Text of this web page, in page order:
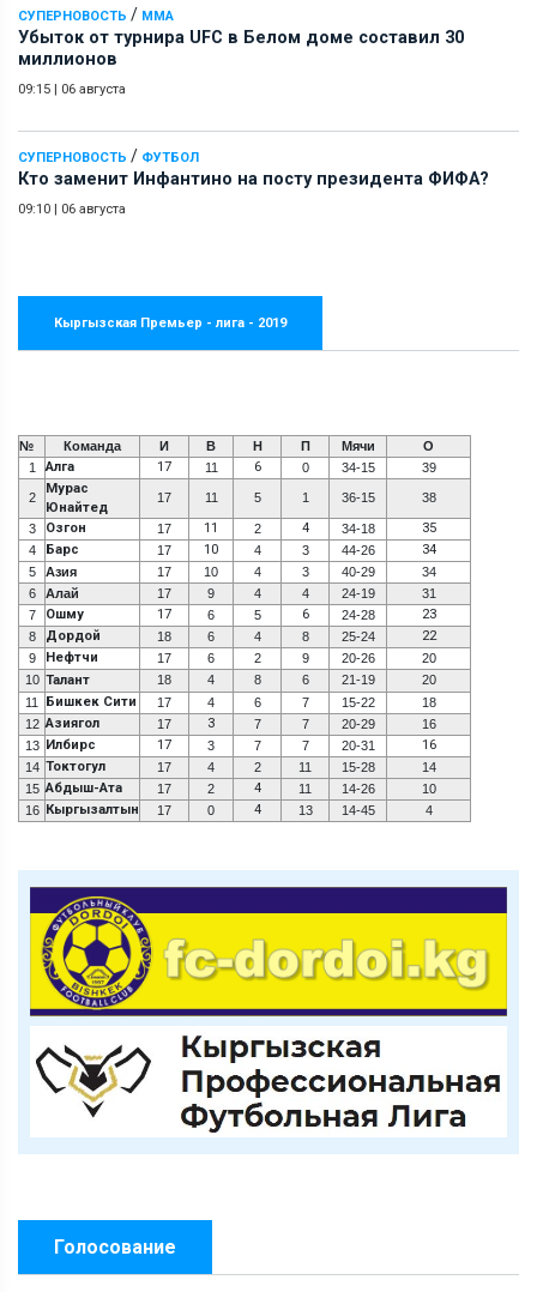
СУПЕРНОВОСТЬ / ММА
Убыток от турнира UFC в Белом доме составил 30
миллионов
09:15 06 августа
СУПЕРНОВОСТЬ / ФУТБОЛ
Кто заменит Инфантино на посту президента ФИФА?
09:10 06 августа
Кыргызская Премьер - лига - 2019
№ Команда И В Н П Мячи
О
1
Алга 17 11 6 0 34-15 39
2
Мурас
Юнайтед
17 11 5 1 36-15 38
3 Озгон 17 11 2 4 34-18 35
4 Барс 17 10 4 3 44-26 34
5 Азия 17 10 4 3 40-29
34
6
Алай 17 9 4 4 24-19
31
7
Ошму 17 6 5 6 24-28 23
8 Дордой 18 6 4 8 25-24 22
9 Нефтчи 17 6 2 9 20-26
20
10 Талант 18 4 8 6 21-19
20
11
Бишкек Сити 17 4 6 7 15-22
18
12 Азиягол 17 3 7 7 20-29
16
13
Илбирс 17 3 7 7 20-31 16
14 Токтогул 17 4 2 11 15-28
14
15 Абдыш-Ата 17 2 4 11 14-26
10
16
Кыргызалтын 17 0 4 13 14-45 4
Голосование